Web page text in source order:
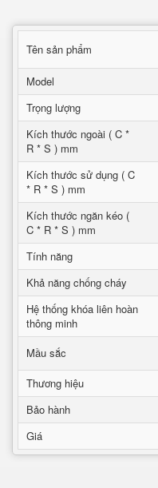
Tên sản phẩm
Model
Trọng lượng
Kích thước ngoài ( C *
R * S ) mm
Kích thước sử dụng ( C
* R * S ) mm
Kích thước ngăn kéo (
C * R * S ) mm
Tính năng
Khả năng chống cháy
Hệ thống khóa liên hoàn
thông minh
Mầu sắc
Thương hiệu
Bảo hành
Giá